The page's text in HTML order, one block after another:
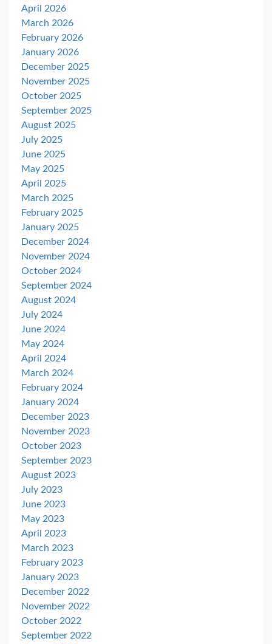
April 2026
March 2026
February 2026
January 2026
December 2025
November 2025
October 2025
September 2025
August 2025
July 2025
June 2025
May 2025
April 2025
March 2025
February 2025
January 2025
December 2024
November 2024
October 2024
September 2024
August 2024
July 2024
June 2024
May 2024
April 2024
March 2024
February 2024
January 2024
December 2023
November 2023
October 2023
September 2023
August 2023
July 2023
June 2023
May 2023
April 2023
March 2023
February 2023
January 2023
December 2022
November 2022
October 2022
September 2022